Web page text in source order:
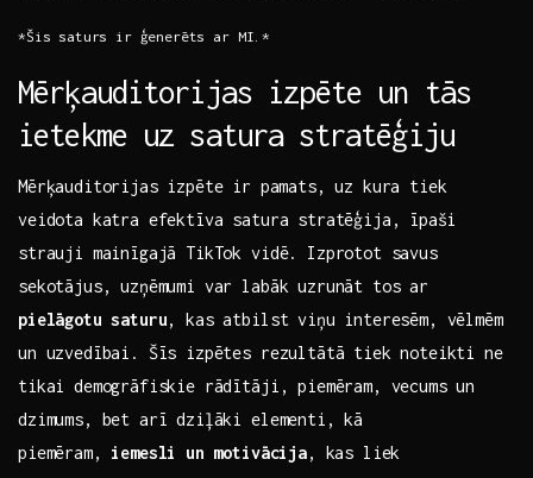
*Šis saturs ir ģenerēts ar MI.*
Mērķauditorijas izpēte un tās
ietekme uz satura⁤ stratēģiju
Mērķauditorijas izpēte ir⁣ pamats, uz kura tiek
veidota katra efektīva satura stratēģija,⁤ īpaši
strauji mainīgajā TikTok vidē. Izprotot savus
sekotājus, uzņēmumi var labāk uzrunāt tos ar
pielāgotu saturu, kas atbilst viņu interesēm, vēlmēm⁣
un uzvedībai. Šīs izpētes rezultātā ​tiek noteikti ne
tikai demogrāfiskie rādītāji, piemēram, vecums un
‍dzimums, bet arī dziļāki elementi, kā
piemēram, iemesli un ⁤motivācija, kas liek